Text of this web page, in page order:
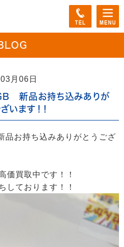
月06日
新品お持ち込みありが
います！！
お持ち込みありがとうござ
価買取中です！！
しております！！